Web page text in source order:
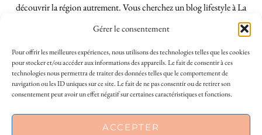
Gérer le consentement
Pour offrir les meilleures expériences, nous utilisons des technologies telles que les cookies
pour stocker et/ou accéder aux informations des appareils. Le fait de consentir à ces
technologies nous permettra de traiter des données telles que le comportement de
navigation ou les ID uniques sur ce site. Le fait de ne pas consentir ou de retirer son
consentement peut avoir un effet négatif sur certaines caractéristiques et fonctions.
ACCEPTER
découvrir la région autrement. Vous cherchez un blog lifestyle à La
Rochelle, tenu par une locale ? Vous êtes au bon endroit. Que vous
soyez Rochelais·e ou de passage dans notre belle ville, j’espère que mes
articles vous aideront à profiter de La Rochelle comme un·e vrai·e
initié·e. !
FACEBOOK | 18200